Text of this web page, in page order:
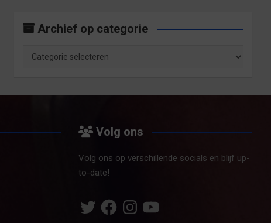
Archief op categorie
categorie
Volg ons
Volg ons op verschillende socials en blijf up-
to-date!
TwitterFacebookInstagram
YouTube